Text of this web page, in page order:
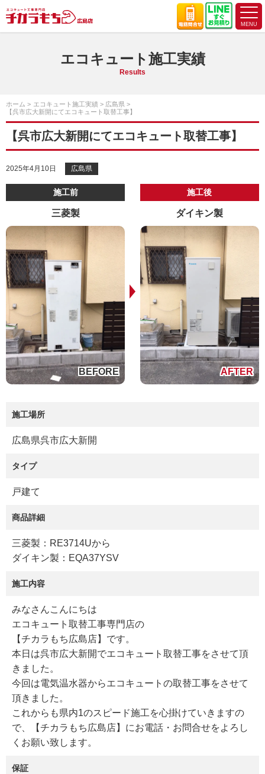
エコキュート施工実績
Results
ホーム エコキュート施工実績
広島県
【呉市広大新開にてエコキュート取替工事】
【呉市広大新開にてエコキュート取替工事】
2025年4月10日 広島県
施工前
三菱製
施工後
ダイキン製
施工場所
広島県呉市広大新開
タイプ
戸建て
商品詳細
三菱製：RE3714Uから
ダイキン製：EQA37YSV
施工内容
みなさんこんにちは
エコキュート取替工事専門店の
【チカラもち広島店】です。
本日は呉市広大新開でエコキュート取替工事をさせて頂
きました。
今回は電気温水器からエコキュートの取替工事をさせて
頂きました。
これからも県内1のスピード施工を心掛けていきますの
で、【チカラもち広島店】にお電話・お問合せをよろし
くお願い致します。
保証